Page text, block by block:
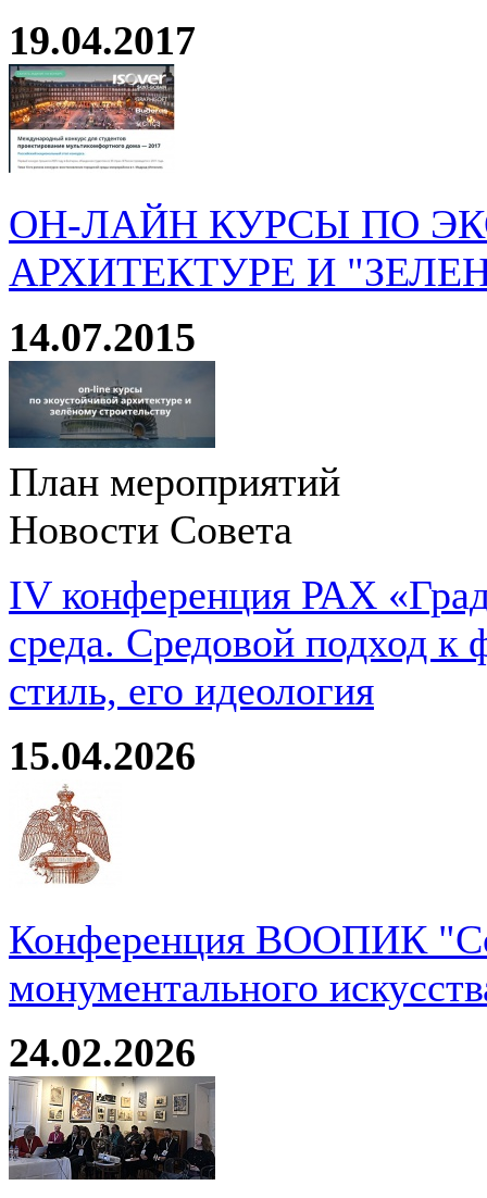
19.04.2017
ОН-ЛАЙН КУРСЫ ПО
АРХИТЕКТУРЕ И
14.07.2015
План мероприятий
Новости Совета
IV конференция РАХ
среда. Средовой подход
стиль, его идеология
15.04.2026
Конференция ВООПИК
монументального
24.02.2026